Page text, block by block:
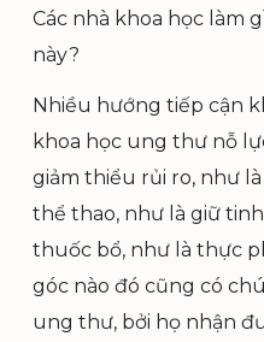
Các nhà khoa học làm
này?
Nhiều hướng tiếp cận
khoa học ung thư nỗ
giảm thiểu rủi ro, như
thể thao, như là giữ
thuốc bổ, như là thực
góc nào đó cũng có
ung thư, bởi họ nhận